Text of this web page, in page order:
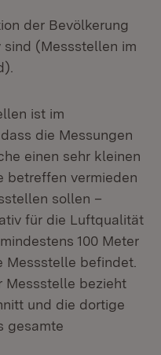
der Bevölkerung
(Messstellen im
ist im
die Messungen
einen sehr kleinen
betreffen vermieden
sollen –
für die Luftqualität
100 Meter
Messstelle befindet.
Messstelle bezieht
und die dortige
gesamte